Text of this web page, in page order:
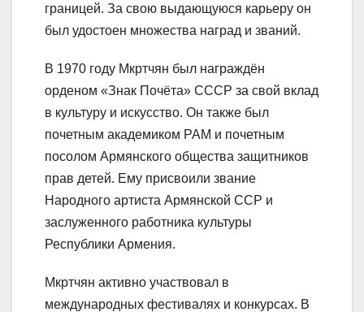
границей. За свою выдающуюся карьеру он
был удостоен множества наград и званий.
В 1970 году Мкртчян был награждён
орденом «Знак Почёта» СССР за свой вклад
в культуру и искусство. Он также был
почетным академиком РАМ и почетным
посолом Армянского общества защитников
прав детей. Ему присвоили звание
Народного артиста Армянской ССР и
заслуженного работника культуры
Республики Армения.
Мкртчян активно участвовал в
международных фестивалях и конкурсах. В